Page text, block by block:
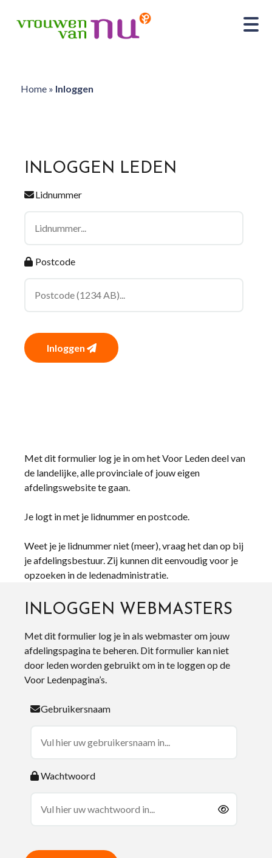
Home» Inloggen
INLOGGEN LEDEN
Lidnummer
Postcode
Inloggen
Met dit formulier log je in om het Voor Leden deel van
de landelijke, alle provinciale of jouw eigen
afdelingswebsite te gaan.
Je logt in met je lidnummer en postcode.
Weet je je lidnummer niet (meer), vraag het dan op bij
je afdelingsbestuur. Zij kunnen dit eenvoudig voor je
opzoeken in de ledenadministratie.
INLOGGEN WEBMASTERS
Met dit formulier log je in als webmaster om jouw
afdelingspagina te beheren. Dit formulier kan niet
door leden worden gebruikt om in te loggen op de
Voor Ledenpagina’s.
Gebruikersnaam
Wachtwoord